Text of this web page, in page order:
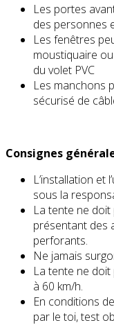
Les portes
des personnes
Les fenêtres
moustiquaire
du volet PVC
Les manchons
sécurisé de
Consignes
L’installation et
sous la
La tente ne
présentant des
perforants.
Ne jamais
La tente ne
à 60 km/h.
En conditions
par le toi, test